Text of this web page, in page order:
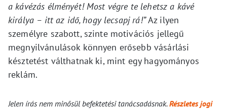
a kávézás élményét! Most végre te lehetsz a kávé
királya – itt az idő, hogy lecsapj rá!”Az ilyen
személyre szabott, szinte motivációs jellegű
megnyilvánulások könnyen erősebb vásárlási
késztetést válthatnak ki, mint egy hagyományos
reklám.
Jelen írás nem minősül befektetési tanácsadásnak.Részletes jogi